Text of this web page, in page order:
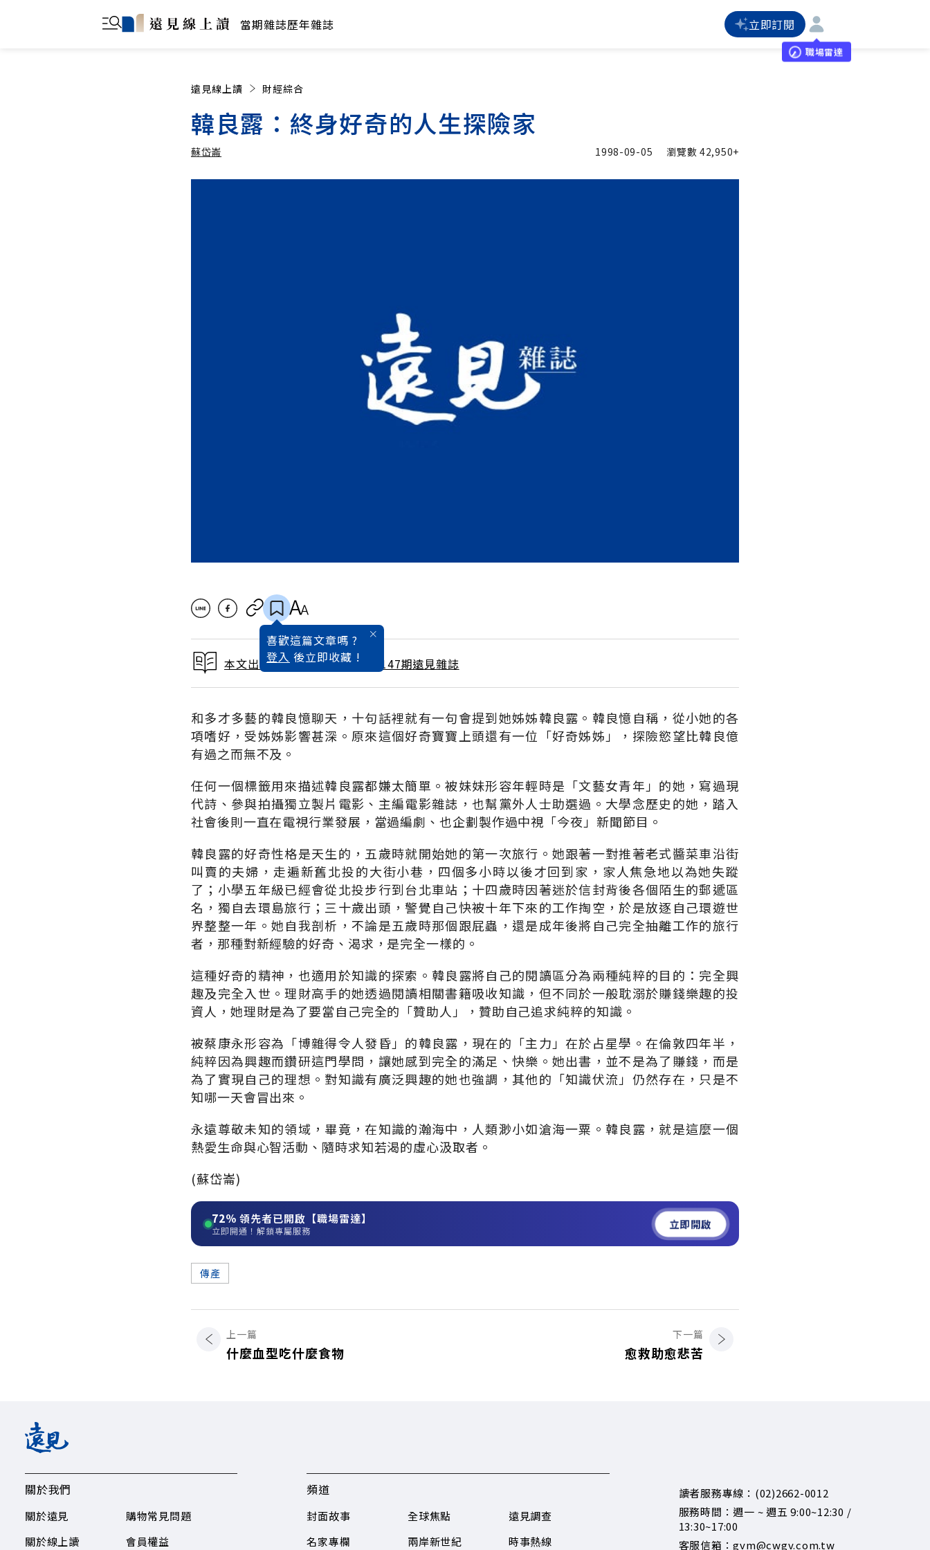
當期雜誌歷年雜誌 立即訂閱
職場雷達
遠見線上讀 財經綜合
韓良露：終身好奇的人生探險家
蘇岱崙 1998-09-05 瀏覽數42,950+
喜歡這篇文章嗎 ?
登入 後立即收藏 !
本文出自 1998 / 9月號雜誌 第147期遠見雜誌
和多才多藝的韓良憶聊天，十句話裡就有一句會提到她姊姊韓良露。韓良憶自稱，從小她的各
項嗜好，受姊姊影響甚深。原來這個好奇寶寶上頭還有一位「好奇姊姊」，探險慾望比韓良億
有過之而無不及。
任何一個標籤用來描述韓良露都嫌太簡單。被妹妹形容年輕時是「文藝女青年」的她，寫過現
代詩、參與拍攝獨立製片電影、主編電影雜誌，也幫黨外人士助選過。大學念歷史的她，踏入
社會後則一直在電視行業發展，當過編劇、也企劃製作過中視「今夜」新聞節目。
韓良露的好奇性格是天生的，五歲時就開始她的第一次旅行。她跟著一對推著老式醬菜車沿街
叫賣的夫婦，走遍新舊北投的大街小巷，四個多小時以後才回到家，家人焦急地以為她失蹤
了；小學五年級已經會從北投步行到台北車站；十四歲時因著迷於信封背後各個陌生的郵遞區
名，獨自去環島旅行；三十歲出頭，警覺自己快被十年下來的工作掏空，於是放逐自己環遊世
界整整一年。她自我剖析，不論是五歲時那個跟屁蟲，還是成年後將自己完全抽離工作的旅行
者，那種對新經驗的好奇、渴求，是完全一樣的。
這種好奇的精神，也適用於知識的探索。韓良露將自己的閱讀區分為兩種純粹的目的：完全興
趣及完全入世。理財高手的她透過閱讀相關書籍吸收知識，但不同於一般耽溺於賺錢樂趣的投
資人，她理財是為了要當自己完全的「贊助人」，贊助自己追求純粹的知識。
被蔡康永形容為「博雜得令人發昏」的韓良露，現在的「主力」在於占星學。在倫敦四年半，
純粹因為興趣而鑽研這門學問，讓她感到完全的滿足、快樂。她出書，並不是為了賺錢，而是
為了實現自己的理想。對知識有廣泛興趣的她也強調，其他的「知識伏流」仍然存在，只是不
知哪一天會冒出來。
永遠尊敬未知的領域，畢竟，在知識的瀚海中，人類渺小如滄海一粟。韓良露，就是這麼一個
熱愛生命與心智活動、隨時求知若渴的虛心汲取者。
(蘇岱崙)
72% 領先者已開啟【職場雷達】
立即開通！解鎖專屬服務 立即開啟
傳產
上一篇
什麼血型吃什麼食物
下一篇
愈救助愈悲苦
關於我們
關於遠見
關於線上讀
購物常見問題
會員權益
頻道
封面故事
名家專欄
全球焦點
兩岸新世紀
遠見調查
時事熱線
讀者服務專線：(02)2662-0012
服務時間：週一 ~ 週五 9:00~12:30 /
13:30~17:00
客服信箱：gvm@cwgv.com.tw